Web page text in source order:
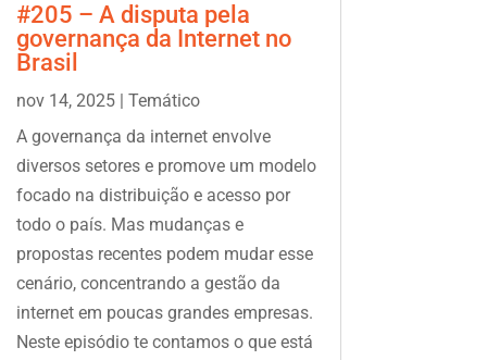
#205 – A disputa pela
governança da Internet no
Brasil
nov 14, 2025| Temático
A governança da internet envolve
diversos setores e promove um modelo
focado na distribuição e acesso por
todo o país. Mas mudanças e
propostas recentes podem mudar esse
cenário, concentrando a gestão da
internet em poucas grandes empresas.
Neste episódio te contamos o que está